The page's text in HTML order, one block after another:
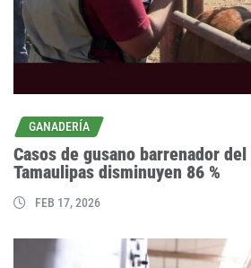
GANADERÍA
Casos de gusano barrenador del
Tamaulipas disminuyen 86 %
FEB 17, 2026